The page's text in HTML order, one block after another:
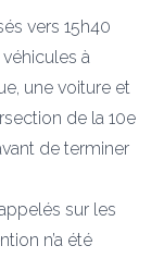
vers 15h40
à
une voiture et
de la 10e
de terminer
sur les
n’a été